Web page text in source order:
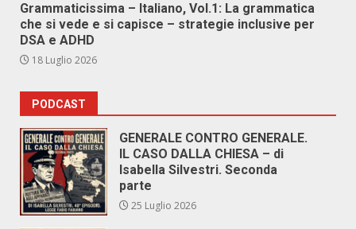
Grammaticissima – Italiano, Vol.1: La grammatica
che si vede e si capisce – strategie inclusive per
DSA e ADHD
18 Luglio 2026
PODCAST
GENERALE CONTRO GENERALE.
IL CASO DALLA CHIESA – di
Isabella Silvestri. Seconda
parte
25 Luglio 2026